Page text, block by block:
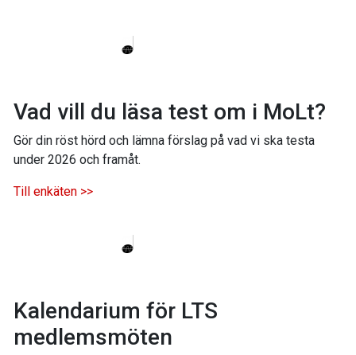
Vad vill du läsa test om i MoLt?
Gör din röst hörd och lämna förslag på vad vi ska testa
under 2026 och framåt.
Till enkäten >>
Kalendarium för LTS
medlemsmöten